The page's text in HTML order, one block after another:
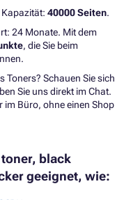
Kapazität: 40000 Seiten.
24 Monate. Mit dem
, die Sie beim
Toners? Schauen Sie sich
Sie uns direkt im Chat.
im Büro, ohne einen Shop
toner, black
geeignet, wie: